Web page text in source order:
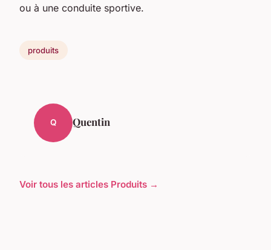
ou à une conduite sportive.
produits
Q Quentin
Voir tous les articles Produits →